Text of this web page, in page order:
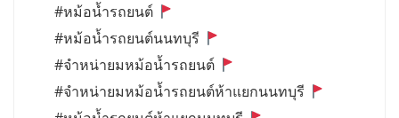
#หม้อน้ำรถยนต์
#หม้อน้ำรถยนต์นนทบุรี
#จำหน่ายมหม้อน้ำรถยนต์
#จำหน่ายมหม้อน้ำรถยนต์ห้าแยกนนทบุรี